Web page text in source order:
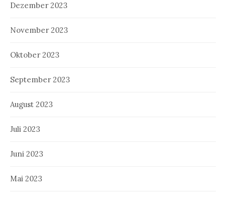
Dezember 2023
November 2023
Oktober 2023
September 2023
August 2023
Juli 2023
Juni 2023
Mai 2023